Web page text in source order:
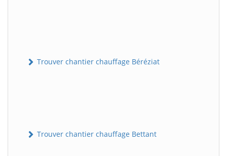
Trouver chantier chauffage Béréziat
Trouver chantier chauffage Bettant